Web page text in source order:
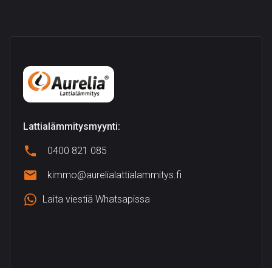
Lattialämmitysmyynti:
0400 821 085
kimmo@aurelialattialammitys.fi
Laita viestiä Whatsapissa